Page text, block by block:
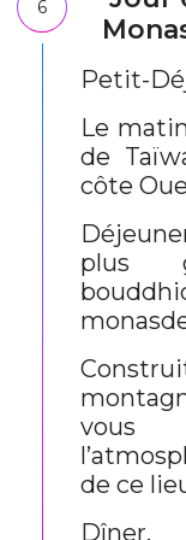
6
Petit-
Le
de
côte
plus
vous
de ce
Dîner.